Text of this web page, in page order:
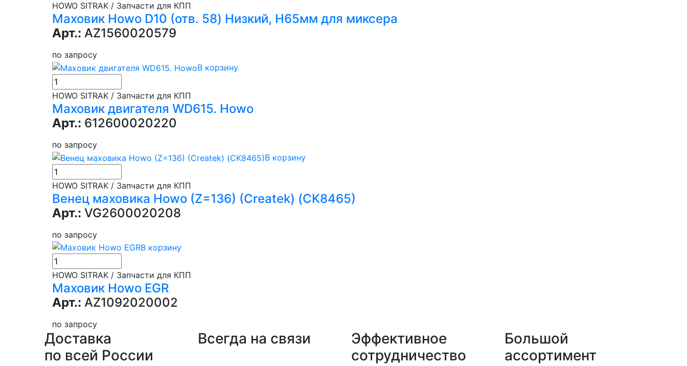
HOWO SITRAK / Запчасти для КПП
Маховик Howo D10 (отв. 58) Низкий, H65мм для миксера
Арт.: AZ1560020579
по запросу
В корзину
HOWO SITRAK / Запчасти для КПП
Маховик двигателя WD615. Howo
Арт.: 612600020220
по запросу
В корзину
HOWO SITRAK / Запчасти для КПП
Венец маховика Howo (Z=136) (Createk) (CK8465)
Арт.: VG2600020208
по запросу
В корзину
HOWO SITRAK / Запчасти для КПП
Маховик Howo EGR
Арт.: AZ1092020002
по запросу
Доставка
по всей России
Всегда на связи
Эффективное
сотрудничество
Большой
ассортимент